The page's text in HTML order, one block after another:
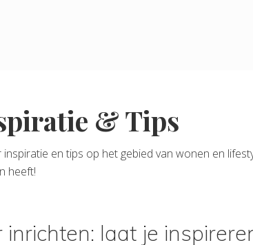
& Tips
en tips op het gebied van wonen en
heeft!
laat je